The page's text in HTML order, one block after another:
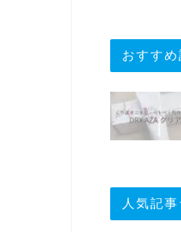
おすすめ
人気記